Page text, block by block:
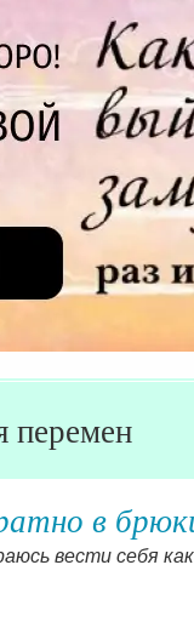
перемен
в
вести себя